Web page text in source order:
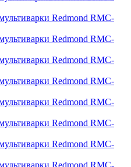
Redmond RMC-
Redmond RMC-
Redmond RMC-
Redmond RMC-
Redmond RMC-
Redmond RMC-
Redmond RMC-
Redmond RMC-